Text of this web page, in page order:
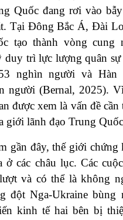
Quốc đang rơi vào
Tại Đông Bắc Á, Đài
tạo thành vòng cung
duy trì lực lượng quân sự
nghìn người và Hàn
người (Bernal, 2025).
được xem là vấn đề cần
giới lãnh đạo Trung
gần đây, thế giới chứng
ở các châu lục. Các
và có thể là không
đột Nga-Ukraine bùng
kinh tế hai bên bị